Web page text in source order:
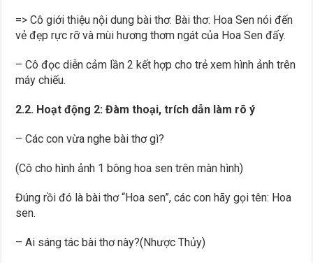
=> Cô giới thiệu nội dung bài thơ: Bài thơ: Hoa Sen nói đến
vẻ đẹp rực rỡ và mùi hương thơm ngát của Hoa Sen đấy.
– Cô đọc diễn cảm lần 2 kết hợp cho trẻ xem hình ảnh trên
máy chiếu.
2.2. Hoạt động 2: Đàm thoại, trích dẫn làm rõ ý
– Các con vừa nghe bài thơ gì?
(Cô cho hình ảnh 1 bông hoa sen trên màn hình)
Đúng rồi đó là bài thơ “Hoa sen”, các con hãy gọi tên: Hoa
sen.
– Ai sáng tác bài thơ này?(Nhược Thủy)